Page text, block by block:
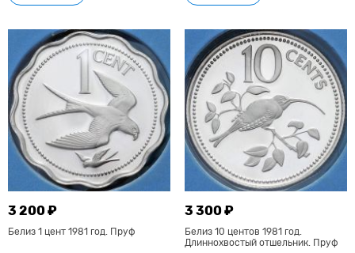
3 200 ₽
Белиз 1 цент 1981 год. Пруф
3 300 ₽
Белиз 10 центов 1981 год.
Длиннохвостый отшельник. Пруф